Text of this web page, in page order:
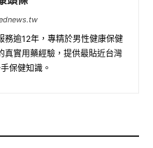
務逾12年，專精於男性健康保健
真實用藥經驗，提供最貼近台灣
保健知識。